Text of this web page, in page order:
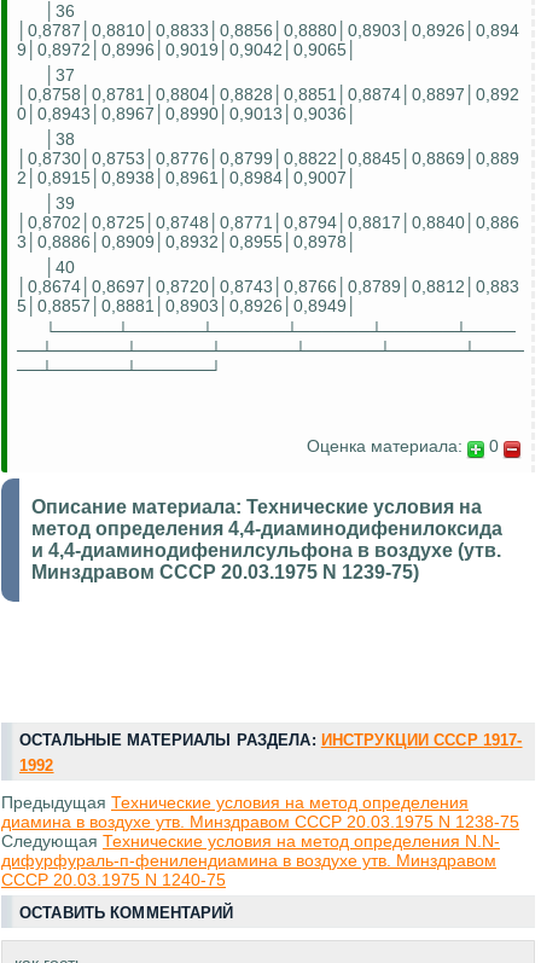
│36
│0,8787│0,8810│0,8833│0,8856│0,8880│0,8903│0,8926│0,894
9│0,8972│0,8996│0,9019│0,9042│0,9065│
│37
│0,8758│0,8781│0,8804│0,8828│0,8851│0,8874│0,8897│0,892
0│0,8943│0,8967│0,8990│0,9013│0,9036│
│38
│0,8730│0,8753│0,8776│0,8799│0,8822│0,8845│0,8869│0,889
2│0,8915│0,8938│0,8961│0,8984│0,9007│
│39
│0,8702│0,8725│0,8748│0,8771│0,8794│0,8817│0,8840│0,886
3│0,8886│0,8909│0,8932│0,8955│0,8978│
│40
│0,8674│0,8697│0,8720│0,8743│0,8766│0,8789│0,8812│0,883
5│0,8857│0,8881│0,8903│0,8926│0,8949│
└─────┴──────┴──────┴──────┴──────┴────
──┴──────┴──────┴──────┴──────┴──────┴────
──┴──────┴──────┘
Оценка материала: 0
Описание материала: Технические условия на
метод определения 4,4-диаминодифенилоксида
и 4,4-диаминодифенилсульфона в воздухе (утв.
Минздравом СССР 20.03.1975 N 1239-75)
ОСТАЛЬНЫЕ МАТЕРИАЛЫ РАЗДЕЛА: ИНСТРУКЦИИ СССР 1917-
1992
Предыдущая Технические условия на метод определения
диамина в воздухе утв. Минздравом СССР 20.03.1975 N 1238-75
Следующая Технические условия на метод определения N.N-
дифурфураль-п-фенилендиамина в воздухе утв. Минздравом
СССР 20.03.1975 N 1240-75
ОСТАВИТЬ КОММЕНТАРИЙ